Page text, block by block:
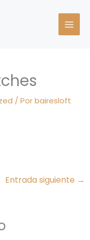
/ Porbairesloft
Entrada siguiente →